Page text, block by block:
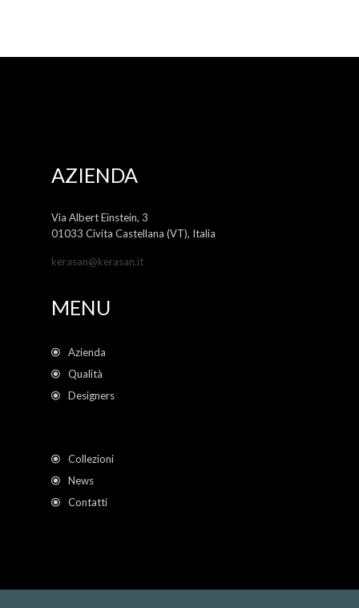
AZIENDA
Via Albert Einstein, 3
01033 Civita Castellana (VT), Italia
kerasan@kerasan.it
MENU
Azienda
Qualità
Designers
Collezioni
News
Contatti